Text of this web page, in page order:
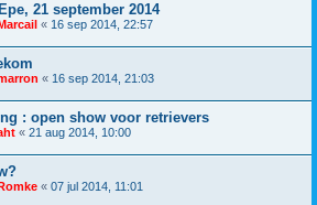
21 september 2014
« 16 sep 2014, 22:57
« 16 sep 2014, 21:03
: open show voor retrievers
« 21 aug 2014, 10:00
« 07 jul 2014, 11:01